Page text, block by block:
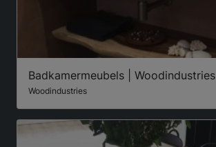
Badkamermeubels | Woodindustries
Woodindustries